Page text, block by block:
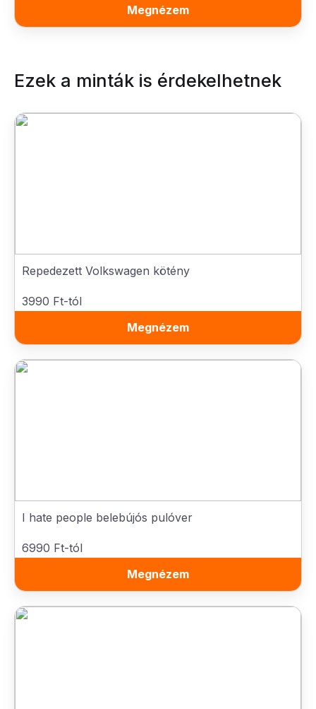
Megnézem
Ezek a minták is érdekelhetnek
Repedezett Volkswagen kötény
3990 Ft-tól
Megnézem
I hate people belebújós pulóver
6990 Ft-tól
Megnézem